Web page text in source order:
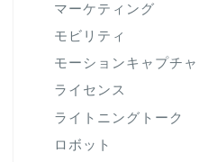
マーケティング
モビリティ
モーションキャプチャ
ライセンス
ライトニングトーク
ロボット